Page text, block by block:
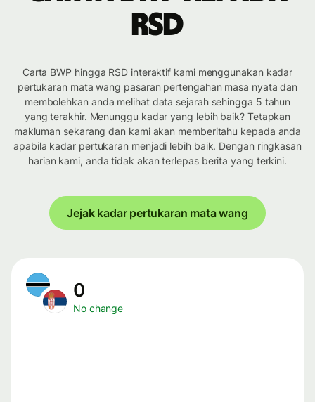
RSD
Carta BWP hingga RSD interaktif kami menggunakan kadar
pertukaran mata wang pasaran pertengahan masa nyata dan
membolehkan anda melihat data sejarah sehingga 5 tahun
yang terakhir. Menunggu kadar yang lebih baik? Tetapkan
makluman sekarang dan kami akan memberitahu kepada anda
apabila kadar pertukaran menjadi lebih baik. Dengan ringkasan
harian kami, anda tidak akan terlepas berita yang terkini.
Jejak kadar pertukaran mata wang
0
No change